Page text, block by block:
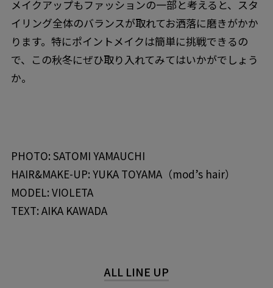
メイクアップもファッションの一部と考えると、スタ
イリング全体のバランスが取れてお洒落に磨きがかか
ります。特にポイントメイクは簡単に挑戦できるの
で、この秋冬にぜひ取り入れてみてはいかがでしょう
か。
PHOTO: SATOMI YAMAUCHI
HAIR&MAKE-UP: YUKA TOYAMA（mod’s hair）
MODEL: VIOLETA
TEXT: AIKA KAWADA
ALL LINE UP